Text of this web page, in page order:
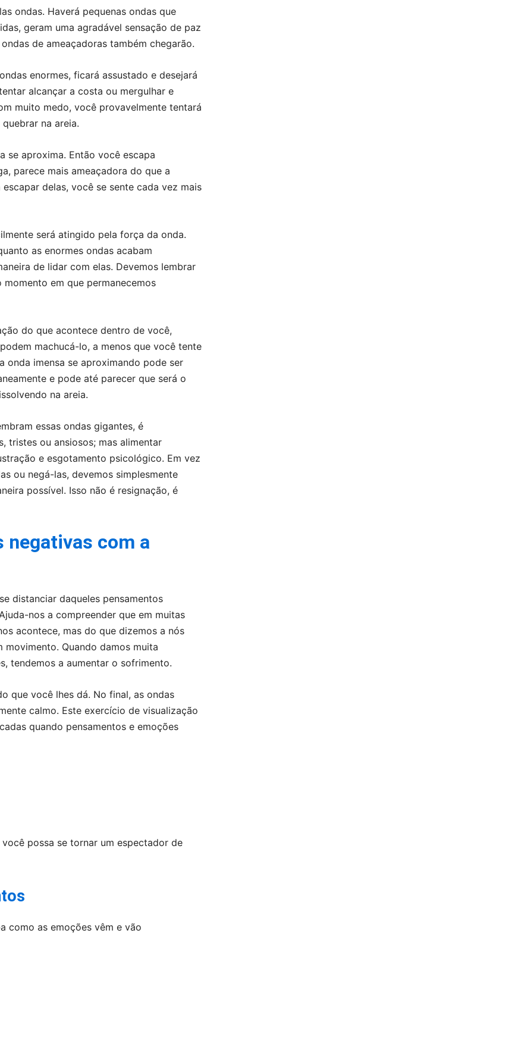
ondas. Haverá pequenas ondas que
geram uma agradável sensação de paz
de ameaçadoras também chegarão.
enormes, ficará assustado e desejará
alcançar a costa ou mergulhar e
muito medo, você provavelmente tentará
na areia.
se aproxima. Então você escapa
parece mais ameaçadora do que a
delas, você se sente cada vez mais
será atingido pela força da onda.
as enormes ondas acabam
de lidar com elas. Devemos lembrar
em que permanecemos
do que acontece dentro de você,
machucá-lo, a menos que você tente
onda imensa se aproximando pode ser
e pode até parecer que será o
na areia.
essas ondas gigantes, é
tristes ou ansiosos; mas alimentar
e esgotamento psicológico. Em vez
ou negá-las, devemos simplesmente
possível. Isso não é resignação, é
negativas com a
distanciar daqueles pensamentos
nos a compreender que em muitas
acontece, mas do que dizemos a nós
Quando damos muita
tendemos a aumentar o sofrimento.
que você lhes dá. No final, as ondas
calmo. Este exercício de visualização
quando pensamentos e emoções
possa se tornar um espectador de
como as emoções vêm e vão